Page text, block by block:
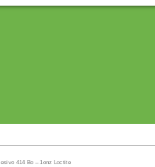
414 Bo – 1onz Loctite